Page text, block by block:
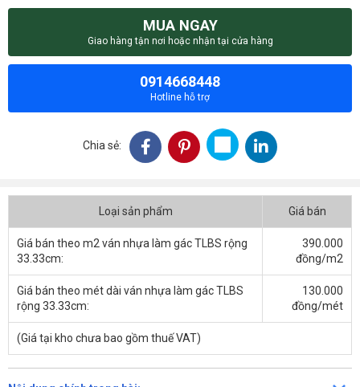
MUA NGAY
Giao hàng tận nơi hoặc nhận tại cửa hàng
0914668448
Hotline hỗ trợ
Chia sẻ:
Loại sản phẩm Giá bán
Giá bán theo m2 ván nhựa làm gác TLBS rộng
33.33cm:
390.000
đồng/m2
Giá bán theo mét dài ván nhựa làm gác TLBS
rộng 33.33cm:
130.000
đồng/mét
(Giá tại kho chưa bao gồm thuế VAT)